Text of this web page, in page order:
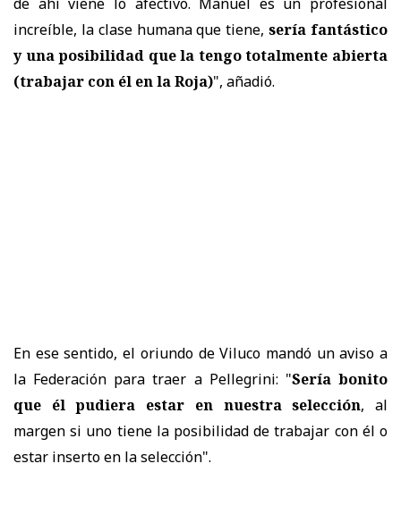
increíble, la clase humana que tiene,sería fantástico
y una posibilidad que la tengo totalmente abierta
(trabajar con él en la Roja)", añadió.
En ese sentido, el oriundo de Viluco mandó un aviso a
la Federación para traer a Pellegrini: "Sería bonito
que él pudiera estar en nuestra selección, al
margen si uno tiene la posibilidad de trabajar con él o
estar inserto en la selección".